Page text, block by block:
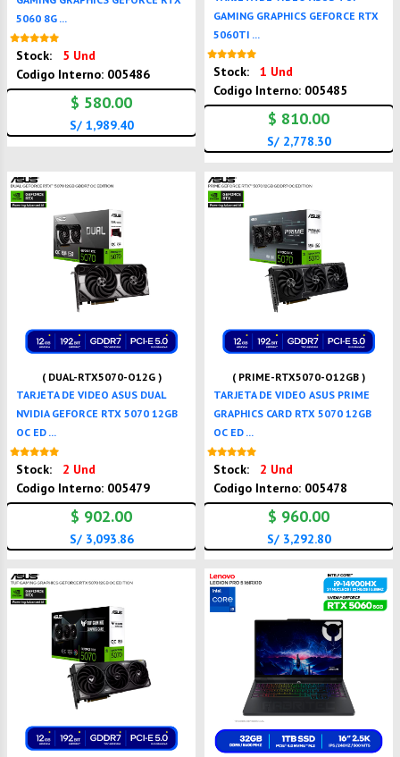
5060 8G ...
Stock:
5 Und
Codigo Interno: 005486
$ 580.00
S/ 1,989.40
GAMING GRAPHICS GEFORCE RTX
5060TI ...
Stock:
1 Und
Codigo Interno: 005485
$ 810.00
S/ 2,778.30
( DUAL-RTX5070-O12G )
TARJETA DE VIDEO ASUS DUAL
NVIDIA GEFORCE RTX 5070 12GB
OC ED ...
Stock:
2 Und
Codigo Interno: 005479
$ 902.00
S/ 3,093.86
( PRIME-RTX5070-O12GB )
TARJETA DE VIDEO ASUS PRIME
GRAPHICS CARD RTX 5070 12GB
OC ED ...
Stock:
2 Und
Codigo Interno: 005478
$ 960.00
S/ 3,292.80